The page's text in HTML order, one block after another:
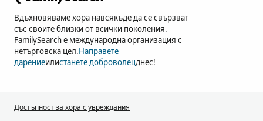
Вдъхновяваме хора навсякъде да се свързват
със своите близки от всички поколения.
FamilySearch е международна организация с
нетърговска цел.Направете
дарениеилистанете доброволецднес!
Достъпност за хора с увреждания